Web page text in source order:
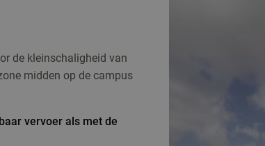
de kleinschaligheid van
midden op de campus
vervoer als met de